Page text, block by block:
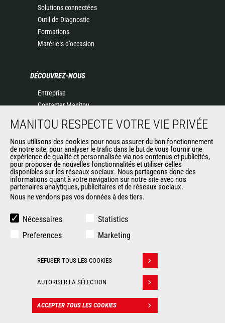
Solutions connectées
Outil de Diagnostic
Formations
Matériels d'occasion
DÉCOUVREZ-NOUS
Entreprise
Contacter Manitou
Politique de protection des données
Evénements
Actualités
Historique
AUTRES SITES DU GROUPE
Manitou Group
Used Manitou Machines
Gehl
© 2026
Manitou.com
Informations
légales
Politique de protection
des données
CONTACT
MANITOU RESPECTE VOTRE VIE PRIVÉE
Nous utilisons des cookies pour nous assurer du bon fonctionnement
de notre site, pour analyser le trafic dans le but de vous fournir une
expérience de qualité et personnalisée via nos contenus et publicités,
pour proposer de nouvelles fonctionnalités et utiliser celles
disponibles sur les réseaux sociaux. Nous partageons donc des
informations quant à votre navigation sur notre site avec nos
partenaires analytiques, publicitaires et de réseaux sociaux.
Nous ne vendons pas vos données à des tiers.
Nécessaires
Statistics
Preferences
Marketing
REFUSER TOUS LES COOKIES
AUTORISER LA SÉLECTION
ACCEPTER TOUS LES COOKIES